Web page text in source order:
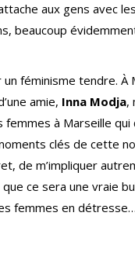
aux gens avec
beaucoup
féminisme tendre. À
amie, Inna Modja,
à Marseille
clés de cette
de m’impliquer
ce sera une vraie
femmes en détresse…